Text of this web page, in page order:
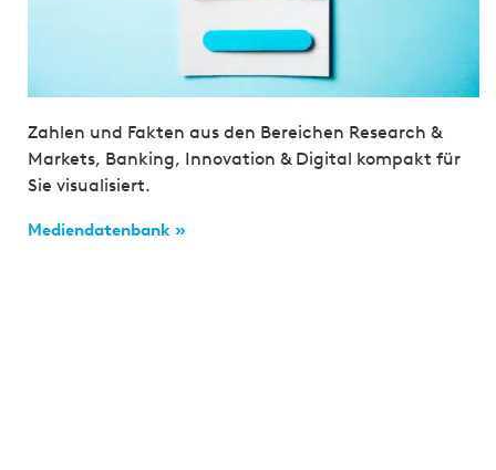
Zahlen und Fakten aus den Bereichen Research &
Markets, Banking, Innovation & Digital kompakt für
Sie visualisiert.
Mediendatenbank »